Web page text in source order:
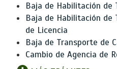
Baja de Habilitación de
Baja de Habilitación de
de Licencia
Baja de Transporte de
Cambio de Agencia de